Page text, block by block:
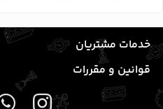
خدمات مشتریان
قوانین و مقررات